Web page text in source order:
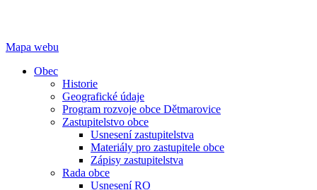
Mapa webu
Obec
Historie
Geografické údaje
Program rozvoje obce Dětmarovice
Zastupitelstvo obce
Usnesení zastupitelstva
Materiály pro zastupitele obce
Zápisy zastupitelstva
Rada obce
Usnesení RO